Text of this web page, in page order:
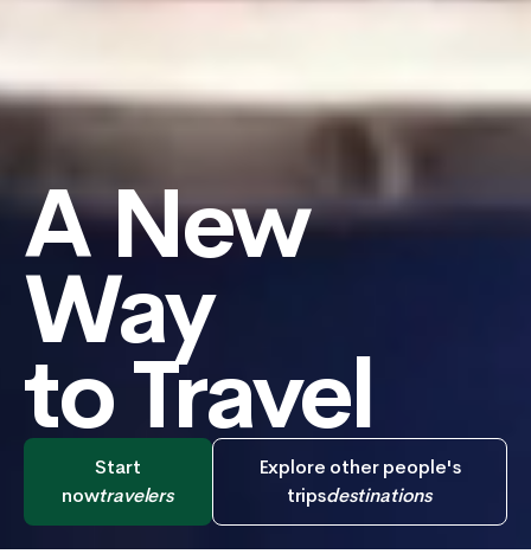
A New
Way
to Travel
Start
nowtravelers
Explore other people's
tripsdestinations